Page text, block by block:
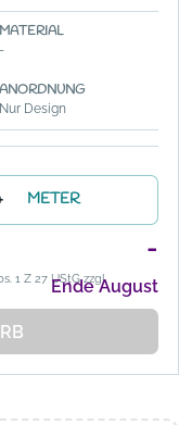
MATERIAL
-
ANORDNUNG
Nur Design
METER
-
1 Z 27 UStG zzgl.
Ende August